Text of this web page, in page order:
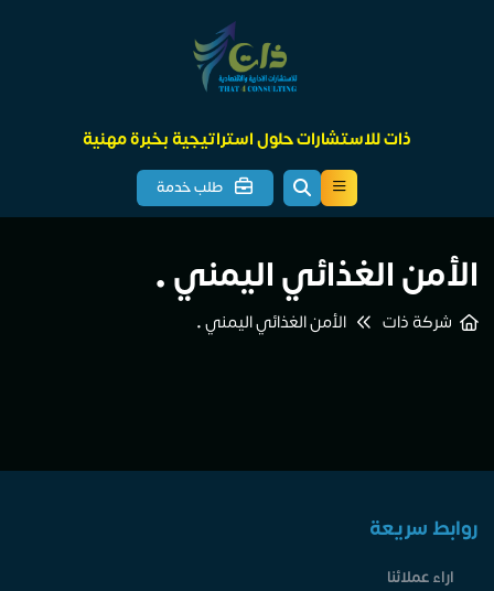
ذات للاستشارات حلول استراتيجية بخبرة مهنية
طلب خدمة
الأمن الغذائي اليمني •
شركة ذات الأمن الغذائي اليمني •
روابط سريعة
اراء عملائنا